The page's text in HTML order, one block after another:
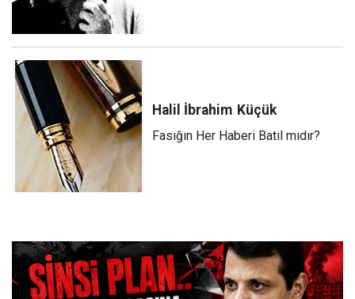
Halil İbrahim Küçük
Fasığın Her Haberi Batıl mıdır?